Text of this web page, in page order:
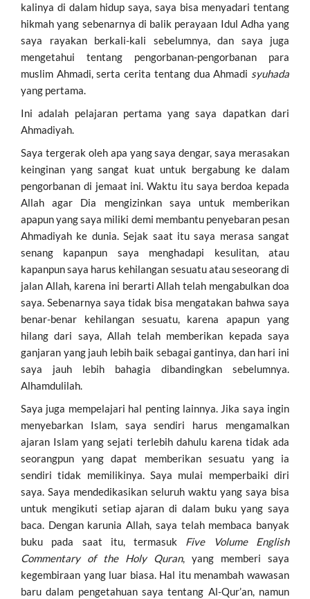
kalinya di dalam hidup saya, saya bisa menyadari tentang
hikmah yang sebenarnya di balik perayaan Idul Adha yang
saya rayakan berkali-kali sebelumnya, dan saya juga
mengetahui tentang pengorbanan-pengorbanan para
muslim Ahmadi, serta cerita tentang dua Ahmadi syuhada
yang pertama.
Ini adalah pelajaran pertama yang saya dapatkan dari
Ahmadiyah.
Saya tergerak oleh apa yang saya dengar, saya merasakan
keinginan yang sangat kuat untuk bergabung ke dalam
pengorbanan di jemaat ini. Waktu itu saya berdoa kepada
Allah agar Dia mengizinkan saya untuk memberikan
apapun yang saya miliki demi membantu penyebaran pesan
Ahmadiyah ke dunia. Sejak saat itu saya merasa sangat
senang kapanpun saya menghadapi kesulitan, atau
kapanpun saya harus kehilangan sesuatu atau seseorang di
jalan Allah, karena ini berarti Allah telah mengabulkan doa
saya. Sebenarnya saya tidak bisa mengatakan bahwa saya
benar-benar kehilangan sesuatu, karena apapun yang
hilang dari saya, Allah telah memberikan kepada saya
ganjaran yang jauh lebih baik sebagai gantinya, dan hari ini
saya jauh lebih bahagia dibandingkan sebelumnya.
Alhamdulilah.
Saya juga mempelajari hal penting lainnya. Jika saya ingin
menyebarkan Islam, saya sendiri harus mengamalkan
ajaran Islam yang sejati terlebih dahulu karena tidak ada
seorangpun yang dapat memberikan sesuatu yang ia
sendiri tidak memilikinya. Saya mulai memperbaiki diri
saya. Saya mendedikasikan seluruh waktu yang saya bisa
untuk mengikuti setiap ajaran di dalam buku yang saya
baca. Dengan karunia Allah, saya telah membaca banyak
buku pada saat itu, termasuk Five Volume English
Commentary of the Holy Quran, yang memberi saya
kegembiraan yang luar biasa. Hal itu menambah wawasan
baru dalam pengetahuan saya tentang Al-Qur’an, namun